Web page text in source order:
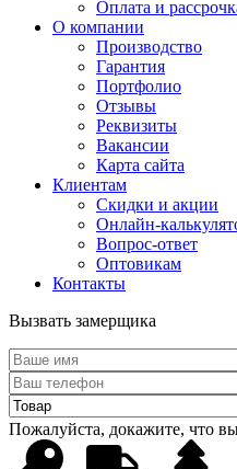
Оплата и
О компании
Производство
Гарантия
Портфолио
Отзывы
Реквизиты
Вакансии
Карта сайта
Клиентам
Скидки и акции
Онлайн-
Вопрос-ответ
Оптовикам
Контакты
Вызвать замерщика
Пожалуйста, докажите, что